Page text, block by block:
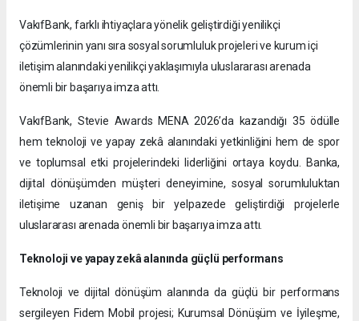
VakıfBank, farklı ihtiyaçlara yönelik geliştirdiği yenilikçi
çözümlerinin yanı sıra sosyal sorumluluk projeleri ve kurum içi
iletişim alanındaki yenilikçi yaklaşımıyla uluslararası arenada
önemli bir başarıya imza attı.
VakıfBank, Stevie Awards MENA 2026’da kazandığı 35 ödülle
hem teknoloji ve yapay zekâ alanındaki yetkinliğini hem de spor
ve toplumsal etki projelerindeki liderliğini ortaya koydu. Banka,
dijital dönüşümden müşteri deneyimine, sosyal sorumluluktan
iletişime uzanan geniş bir yelpazede geliştirdiği projelerle
uluslararası arenada önemli bir başarıya imza attı.
Teknoloji ve yapay zekâ alanında güçlü performans
Teknoloji ve dijital dönüşüm alanında da güçlü bir performans
sergileyen Fidem Mobil projesi; Kurumsal Dönüşüm ve İyileşme,